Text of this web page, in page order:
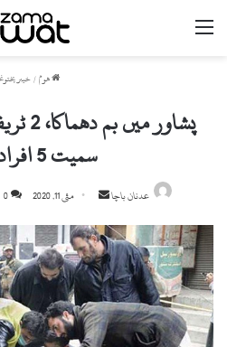
مینو
ھوم / خیبر
سمیت 5 افراد زخمی
عدنان باچا
Send
email
مئی 11, 2020 0